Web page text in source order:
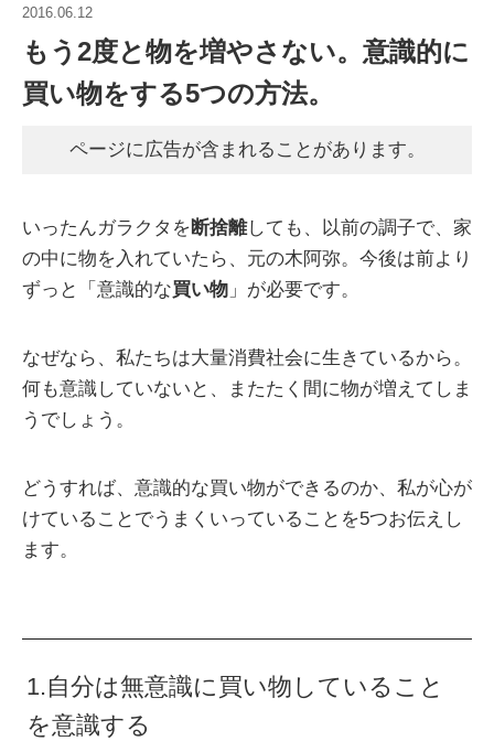
2016.06.12
もう2度と物を増やさない。意識的に
買い物をする5つの方法。
ページに広告が含まれることがあります。
いったんガラクタを断捨離しても、以前の調子で、家
の中に物を入れていたら、元の木阿弥。今後は前より
ずっと「意識的な買い物 」が必要です。
なぜなら、私たちは大量消費社会に生きているから。
何も意識していないと、またたく間に物が増えてしま
うでしょう。
どうすれば、意識的な買い物ができるのか、私が心が
けていることでうまくいっていることを5つお伝えし
ます。
1.自分は無意識に買い物していること
を意識する